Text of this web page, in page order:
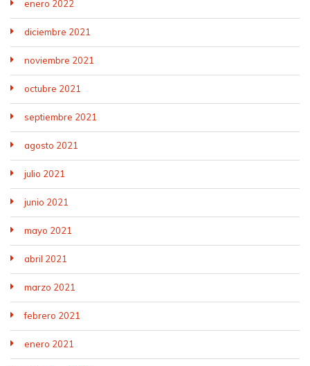
enero 2022
diciembre 2021
noviembre 2021
octubre 2021
septiembre 2021
agosto 2021
julio 2021
junio 2021
mayo 2021
abril 2021
marzo 2021
febrero 2021
enero 2021